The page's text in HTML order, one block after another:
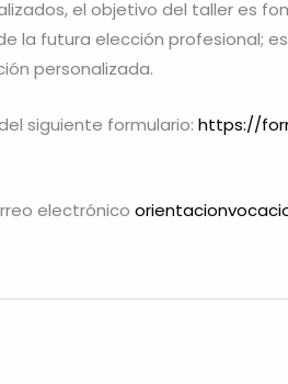
el objetivo del taller es
la futura elección profesional;
personalizada.
siguiente formulario: https://
electrónico